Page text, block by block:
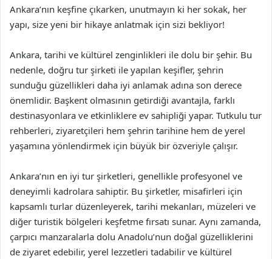
Ankara’nın keşfine çıkarken, unutmayın ki her sokak, her
yapı, size yeni bir hikaye anlatmak için sizi bekliyor!
Ankara, tarihi ve kültürel zenginlikleri ile dolu bir şehir. Bu
nedenle, doğru tur şirketi ile yapılan keşifler, şehrin
sunduğu güzellikleri daha iyi anlamak adına son derece
önemlidir. Başkent olmasının getirdiği avantajla, farklı
destinasyonlara ve etkinliklere ev sahipliği yapar. Tutkulu tur
rehberleri, ziyaretçileri hem şehrin tarihine hem de yerel
yaşamına yönlendirmek için büyük bir özveriyle çalışır.
Ankara’nın en iyi tur şirketleri, genellikle profesyonel ve
deneyimli kadrolara sahiptir. Bu şirketler, misafirleri için
kapsamlı turlar düzenleyerek, tarihi mekanları, müzeleri ve
diğer turistik bölgeleri keşfetme fırsatı sunar. Aynı zamanda,
çarpıcı manzaralarla dolu Anadolu’nun doğal güzelliklerini
de ziyaret edebilir, yerel lezzetleri tadabilir ve kültürel